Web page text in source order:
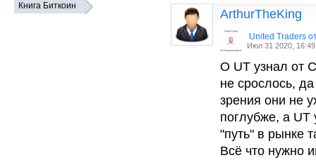
Книга Биткоин
ArthurTheKing
United Traders
Июл 31 2020, 16:49
О UT узнал от
не срослось,
зрения они не
поглубже, а
"путь" в рынке
Всё что нужно